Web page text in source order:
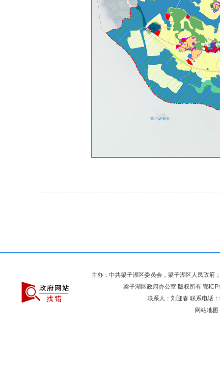
主办：中共梁子湖区委员会，梁子湖区人民政府
梁子湖区政府办公室 版权所有 鄂
联系人：刘迎春 联系电话
网站地图